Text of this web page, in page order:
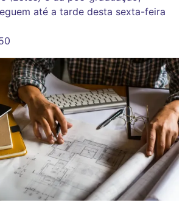
até a tarde desta sexta-feira